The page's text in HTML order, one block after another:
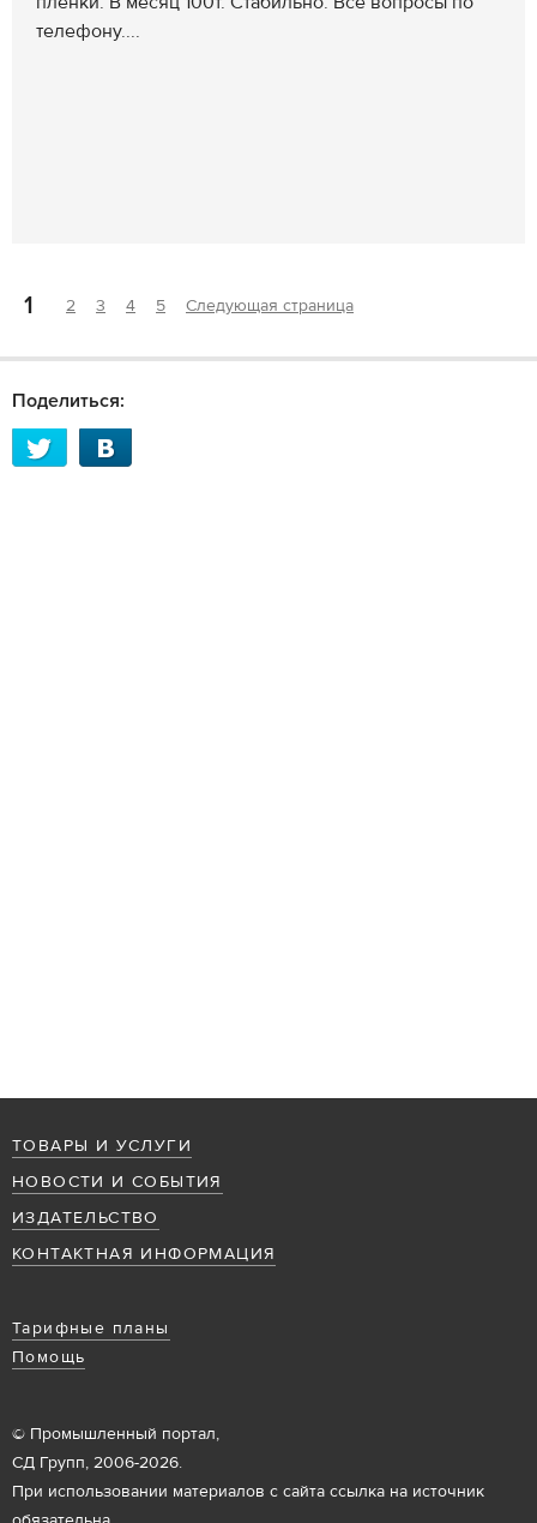
телефону....
1 2 3 4 5 Следующая страница
Поделиться:
ТОВАРЫ И УСЛУГИ
НОВОСТИ И СОБЫТИЯ
ИЗДАТЕЛЬСТВО
КОНТАКТНАЯ ИНФОРМАЦИЯ
Тарифные планы
Помощь
© Промышленный портал,
СД Групп, 2006-2026.
При использовании материалов с сайта ссылка на источник